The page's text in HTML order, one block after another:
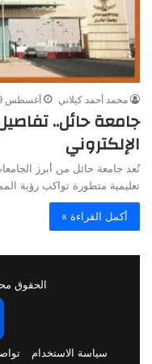
محمد أحمد كيلاني أغسطس 19, 2025
جامعة حائل..
الإلكتروني
تُعد جامعة حائل من أبرز
تعليمية متطورة تواكب رؤية المملكة 2030،
أكمل القراءة »
الحقوق
سياسة الاستخدام